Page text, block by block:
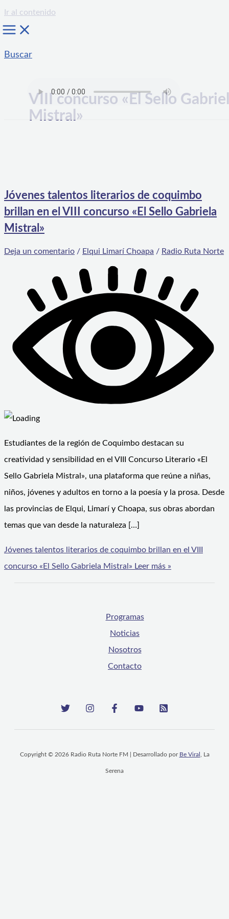
Ir al contenido
Buscar
VIII concurso «El Sello
Mistral»
Jóvenes talentos literarios de coquimbo
brillan en el VIII concurso «El Sello Gabriela
Mistral»
Deja un comentario / Elqui Limarí Choapa / Radio Ruta Norte
Estudiantes de la región de Coquimbo destacan su
creatividad y sensibilidad en el VIII Concurso Literario «El
Sello Gabriela Mistral», una plataforma que reúne a niñas,
niños, jóvenes y adultos en torno a la poesía y la prosa. Desde
las provincias de Elqui, Limarí y Choapa, sus obras abordan
temas que van desde la naturaleza […]
Jóvenes talentos literarios de coquimbo brillan en el VIII
concurso «El Sello Gabriela Mistral» Leer más »
Programas
Noticias
Nosotros
Contacto
Copyright © 2026 Radio Ruta Norte FM | Desarrollado por Be Viral , La
Serena